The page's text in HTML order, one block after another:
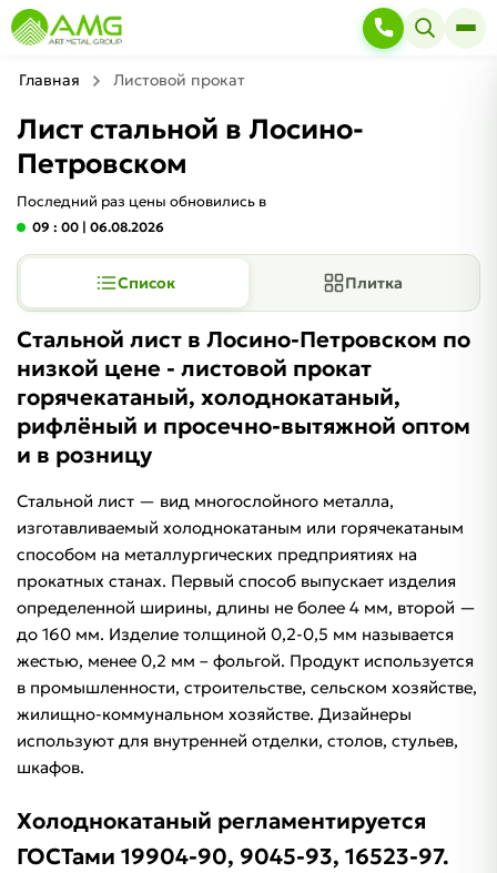
Главная Листовой прокат
Лист стальной в Лосино-
Петровском
Последний раз цены обновились в
09 : 00 | 06.08.2026
Список Плитка
Стальной лист в Лосино-Петровском по
низкой цене - листовой прокат
горячекатаный, холоднокатаный,
рифлёный и просечно-вытяжной оптом
и в розницу
Стальной лист — вид многослойного металла,
изготавливаемый холоднокатаным или горячекатаным
способом на металлургических предприятиях на
прокатных станах. Первый способ выпускает изделия
определенной ширины, длины не более 4 мм, второй —
до 160 мм. Изделие толщиной 0,2-0,5 мм называется
жестью, менее 0,2 мм – фольгой. Продукт используется
в промышленности, строительстве, сельском хозяйстве,
жилищно-коммунальном хозяйстве. Дизайнеры
используют для внутренней отделки, столов, стульев,
шкафов.
Холоднокатаный регламентируется
ГОСТами 19904-90, 9045-93, 16523-97.